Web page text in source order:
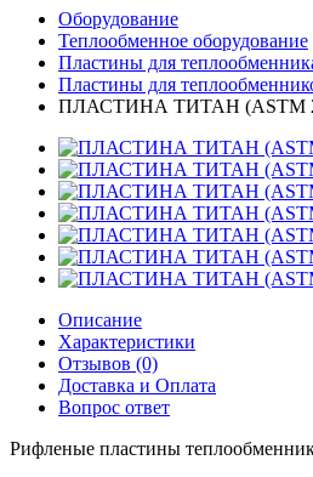
Оборудование
Теплообменное оборудование
Пластины для
Пластины для
ПЛАСТИНА ТИТАН (ASTM
Описание
Характеристики
Отзывов (0)
Доставка и Оплата
Вопрос ответ
Рифленые пластины